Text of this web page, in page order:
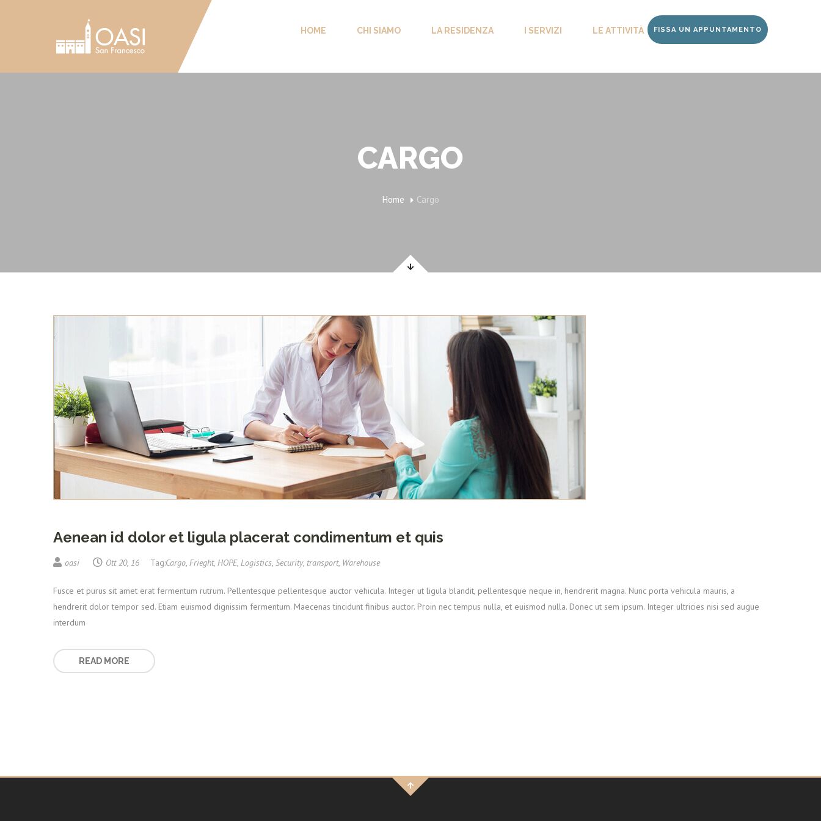
HOME CHI SIAMO LA RESIDENZA I SERVIZI LE ATTIVITÀ CONTATTI
FISSA UN APPUNTAMENTO
CARGO
Home Cargo
Aenean id dolor et ligula placerat condimentum et quis
oasi Ott 20, 16 Tag:Cargo, Frieght, HOPE, Logistics, Security, transport, Warehouse
Fusce et purus sit amet erat fermentum rutrum. Pellentesque pellentesque auctor vehicula. Integer ut ligula blandit, pellentesque neque in, hendrerit magna. Nunc porta vehicula mauris, a
hendrerit dolor tempor sed. Etiam euismod dignissim fermentum. Maecenas tincidunt finibus auctor. Proin nec tempus nulla, et euismod nulla. Donec ut sem ipsum. Integer ultricies nisi sed augue
interdum
READ MORE